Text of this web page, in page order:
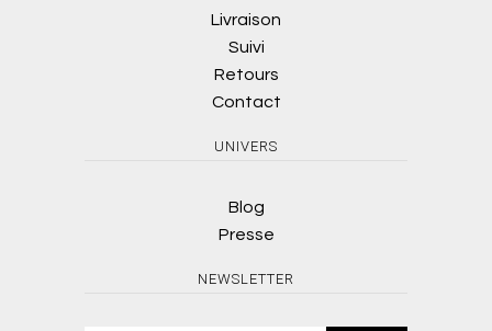
Livraison
Suivi
Retours
Contact
UNIVERS
Blog
Presse
NEWSLETTER